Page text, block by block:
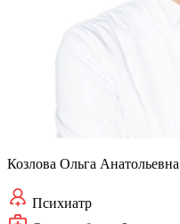
Козлова Ольга Анатольевна
Психиатр